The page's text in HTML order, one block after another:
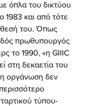
όπλα του δικτύου
1983 και από τότε
του. Όπως
πρωθυπουργός
το 1990, «η GIIIC
στη δεκαετία του
οργάνωση δεν
τύπου-